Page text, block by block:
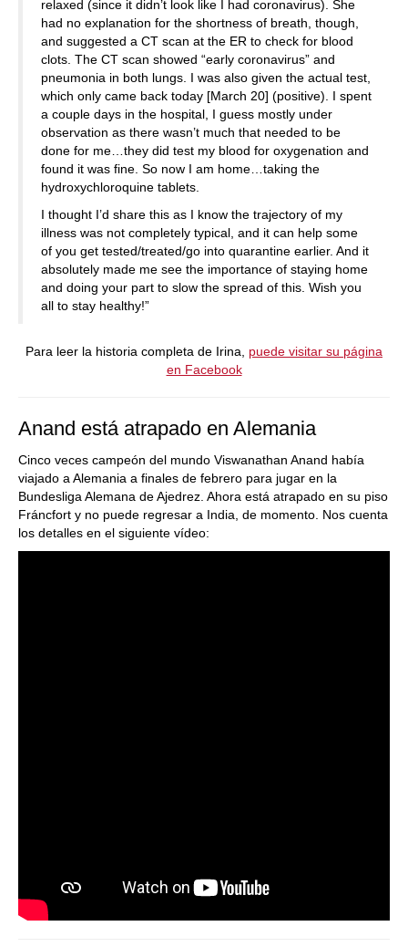
relaxed (since it didn’t look like I had coronavirus). She
had no explanation for the shortness of breath, though,
and suggested a CT scan at the ER to check for blood
clots. The CT scan showed “early coronavirus” and
pneumonia in both lungs. I was also given the actual test,
which only came back today [March 20] (positive). I spent
a couple days in the hospital, I guess mostly under
observation as there wasn’t much that needed to be
done for me…they did test my blood for oxygenation and
found it was fine. So now I am home…taking the
hydroxychloroquine tablets.
I thought I’d share this as I know the trajectory of my
illness was not completely typical, and it can help some
of you get tested/treated/go into quarantine earlier. And it
absolutely made me see the importance of staying home
and doing your part to slow the spread of this. Wish you
all to stay healthy!”
Para leer la historia completa de Irina, puede visitar su página
en Facebook
Anand está atrapado en Alemania
Cinco veces campeón del mundo Viswanathan Anand había
viajado a Alemania a finales de febrero para jugar en la
Bundesliga Alemana de Ajedrez. Ahora está atrapado en su piso
Fráncfort y no puede regresar a India, de momento. Nos cuenta
los detalles en el siguiente vídeo: